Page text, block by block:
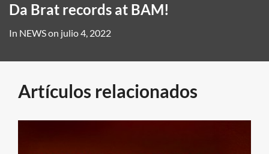
Da Brat records at BAM!
In NEWSon julio 4, 2022
Artículos relacionados